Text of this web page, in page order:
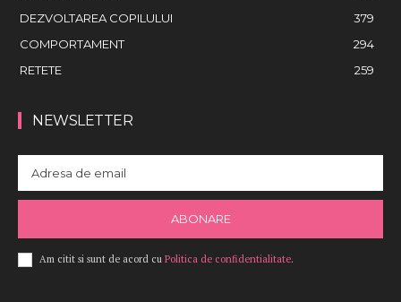
DEZVOLTAREA COPILULUI
379
COMPORTAMENT
294
RETETE
259
NEWSLETTER
ABONARE
Am citit si sunt de acord cu Politica de confidentialitate.